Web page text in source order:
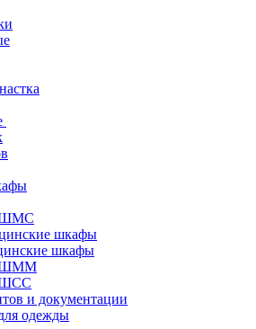
ШМС
шкафы
шкафы
ШММ
ШСС
и документации
одежды